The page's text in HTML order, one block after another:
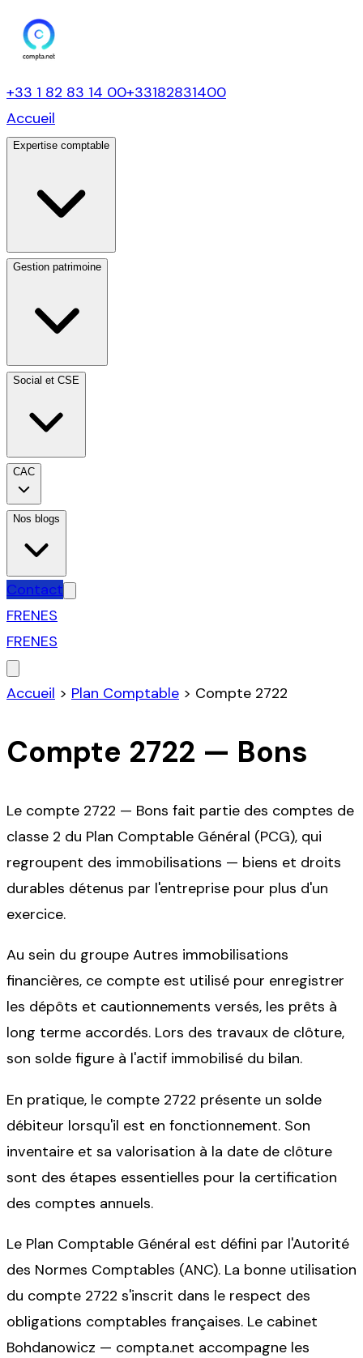
+33 1 82 83 14 00+33182831400
Accueil
Expertise comptable
Gestion patrimoine
Social et CSE
CAC
Nos blogs
Contact
FRENES
FRENES
Accueil > Plan Comptable > Compte 2722
Compte 2722 — Bons
Le compte 2722 — Bons fait partie des comptes de
classe 2 du Plan Comptable Général (PCG), qui
regroupent des immobilisations — biens et droits
durables détenus par l'entreprise pour plus d'un
exercice.
Au sein du groupe Autres immobilisations
financières, ce compte est utilisé pour enregistrer
les dépôts et cautionnements versés, les prêts à
long terme accordés. Lors des travaux de clôture,
son solde figure à l'actif immobilisé du bilan.
En pratique, le compte 2722 présente un solde
débiteur lorsqu'il est en fonctionnement. Son
inventaire et sa valorisation à la date de clôture
sont des étapes essentielles pour la certification
des comptes annuels.
Le Plan Comptable Général est défini par l'Autorité
des Normes Comptables (ANC). La bonne utilisation
du compte 2722 s'inscrit dans le respect des
obligations comptables françaises. Le cabinet
Bohdanowicz — compta.net accompagne les